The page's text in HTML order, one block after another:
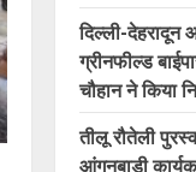
दिल्ली-देहरादून
ग्रीनफील्ड
चौहान ने किया
तीलू रौतेली
आंगनबाड़ी